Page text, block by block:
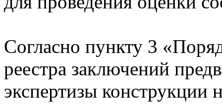
Согласно пункту 3
реестра заключений
экспертизы конструкции